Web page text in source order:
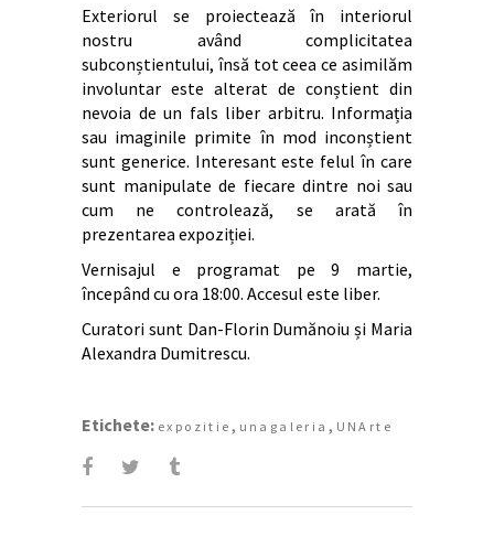
Exteriorul se proiectează în interiorul
nostru având complicitatea
subconștientului, însă tot ceea ce asimilăm
involuntar este alterat de conștient din
nevoia de un fals liber arbitru. Informația
sau imaginile primite în mod inconștient
sunt generice. Interesant este felul în care
sunt manipulate de fiecare dintre noi sau
cum ne controlează, se arată în
prezentarea expoziției.
Vernisajul e programat pe 9 martie,
începând cu ora 18:00. Accesul este liber.
Curatori sunt Dan-Florin Dumănoiu și Maria
Alexandra Dumitrescu.
Etichete: expozitie , unagaleria , UNArte